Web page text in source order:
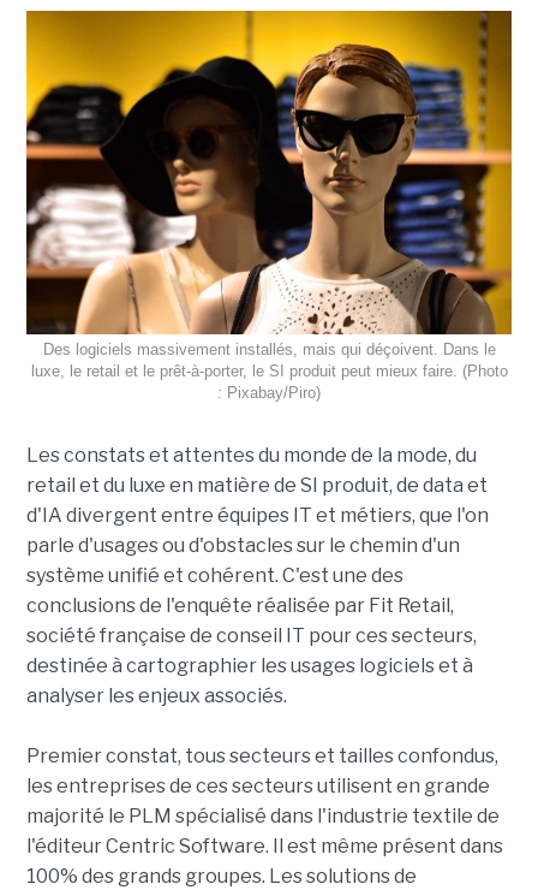
Des logiciels massivement installés, mais qui déçoivent. Dans le
luxe, le retail et le prêt-à-porter, le SI produit peut mieux faire. (Photo
: Pixabay/Piro)
Les constats et attentes du monde de la mode, du
retail et du luxe en matière de SI produit, de data et
d'IA divergent entre équipes IT et métiers, que l'on
parle d'usages ou d'obstacles sur le chemin d'un
système unifié et cohérent. C'est une des
conclusions de l'enquête réalisée par Fit Retail,
société française de conseil IT pour ces secteurs,
destinée à cartographier les usages logiciels et à
analyser les enjeux associés.
Premier constat, tous secteurs et tailles confondus,
les entreprises de ces secteurs utilisent en grande
majorité le PLM spécialisé dans l'industrie textile de
l'éditeur Centric Software. Il est même présent dans
100% des grands groupes. Les solutions de